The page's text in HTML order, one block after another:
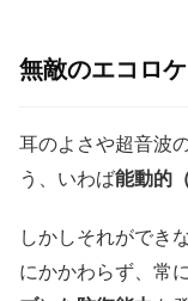
無敵のエコロ
耳のよさや超音波
う、いわば能動的
しかしそれができ
にかかわらず、常